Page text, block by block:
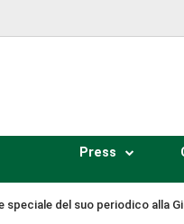
Press
speciale del suo periodico alla